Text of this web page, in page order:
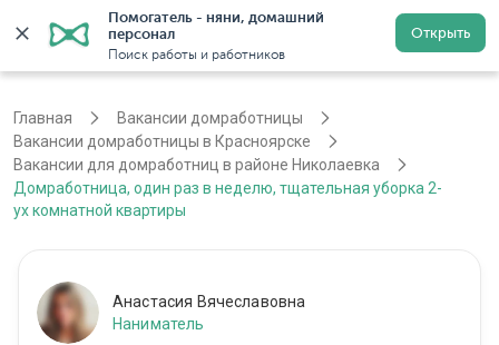
Помогатель - няни, домашний
персонал
Поиск работы и работников
Открыть
Красноярск Регистрация
Главная
Вакансии домработницы
Вакансии домработницы в Красноярске
Вакансии для домработниц в районе Николаевка
Домработница, один раз в неделю, тщательная уборка 2-
ух комнатной квартиры
Анастасия Вячеславовна
Наниматель